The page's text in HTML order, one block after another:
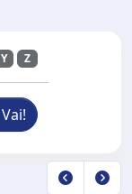
Y Z